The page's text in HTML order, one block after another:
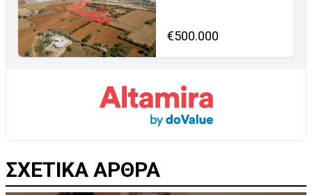
€500.000
ΣΧΕΤΙΚΑ ΑΡΘΡΑ